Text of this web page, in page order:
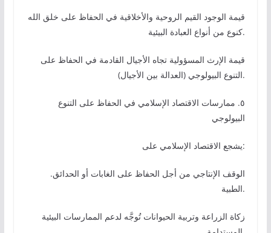
قيمة الوجود القيم الروحية والأخلاقية في الحفاظ على خلق الله
كنوع من أنواع العبادة البيئية.
قيمة الإرث المسؤولية تجاه الأجيال القادمة في الحفاظ على
التنوع البيولوجي (العدالة بين الأجيال).
٥. ممارسات الاقتصاد الإسلامي في الحفاظ على التنوع
البيولوجي
يشجع الاقتصاد الإسلامي على:
.الوقف الإنتاجي من أجل الحفاظ على الغابات أو الحدائق
الطبية.
زكاة الزراعة وتربية الحيوانات تُوجَّه لدعم الممارسات البيئية